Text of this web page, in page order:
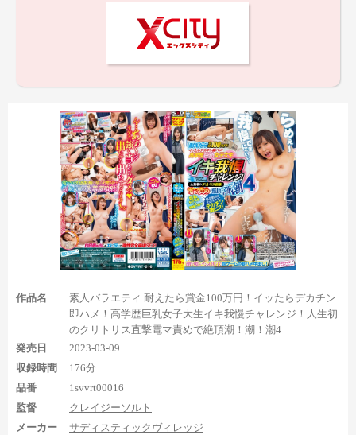
セックスシーンでは屈曲位で右足の足裏全体が10秒弱登場。こ
こも足指グーの足裏なのがポイントです。さらに中出しされた後
のM字開脚シーンでも、右足の足裏を足指グーも含めて15秒くら
い見られたりします。中出しフィニッシュ足裏なシーンではあり
ませんが、中出しシチュの足裏が好きなら見ておいても良いかも
しれませんね。
そして3人目の宮藤ゆみなは四つん這いや屈曲位の足裏が登
場。当然四つん這いの足裏がずば抜けて見応えがあります。具体
的には、
2:22:59から右足の足指グーのドアップ足裏を10秒ちょっと
作品名
素人バラエティ 耐えたら賞金100万円！イッたらデカチン
即ハメ！高学歴巨乳女子大生イキ我慢チャレンジ！人生初
のクリトリス直撃電マ責めで絶頂潮！潮！潮4
発売日
2023-03-09
収録時間
176分
品番
1svvrt00016
監督
クレイジーソルト
メーカー
サディスティックヴィレッジ